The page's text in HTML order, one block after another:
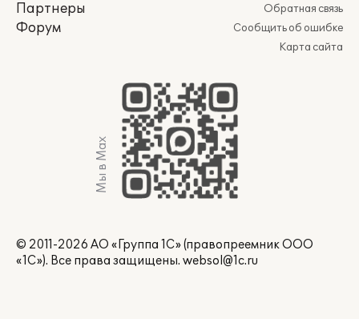
Партнеры
Форум
Обратная связь
Сообщить об ошибке
Карта сайта
Мы в Max
© 2011-2026 АО «Группа 1С» (правопреемник ООО
«1С»). Все права защищены. websol@1c.ru